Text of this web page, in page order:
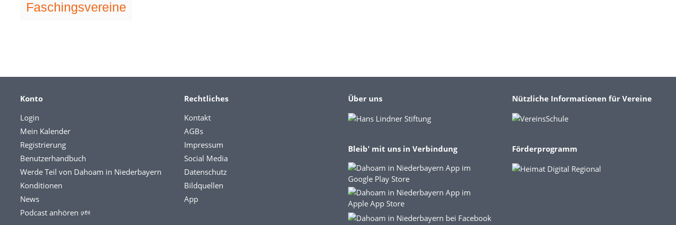
Faschingsvereine
Konto
Login
Mein Kalender
Registrierung
Benutzerhandbuch
Werde Teil von Dahoam in Niederbayern
Konditionen
News
Podcast anhören 🕬
Rechtliches
Kontakt
AGBs
Impressum
Social Media
Datenschutz
Bildquellen
App
Über uns
Bleib' mit uns in Verbindung
Nützliche Informationen für Vereine
Förderprogramm